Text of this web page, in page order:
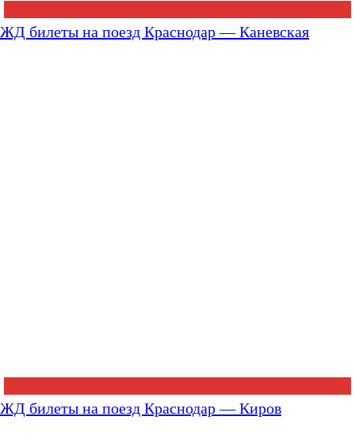
ЖД билеты на поезд Краснодар — Каневская
ЖД билеты на поезд Краснодар — Киров